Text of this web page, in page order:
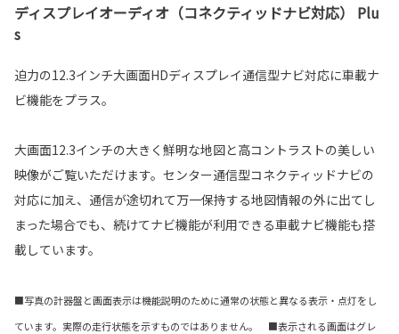
ディスプレイオーディオ（コネクティッドナビ対応） Plu
s
迫力の12.3インチ大画面HDディスプレイ通信型ナビ対応に車載ナ
ビ機能をプラス。
大画面12.3インチの大きく鮮明な地図と高コントラストの美しい
映像がご覧いただけます。センター通信型コネクティッドナビの
対応に加え、通信が途切れて万一保持する地図情報の外に出てし
まった場合でも、続けてナビ機能が利用できる車載ナビ機能も搭
載しています。
■写真の計器盤と画面表示は機能説明のために通常の状態と異なる表示・点灯をし
ています。実際の走行状態を示すものではありません。 ■表示される画面はグレ